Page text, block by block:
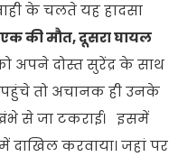
के चलते यह हादसा
की मौत, दूसरा घायल
अपने दोस्त सुरेंद्र के साथ
तो अचानक ही उनके
से जा टकराई। इसमें
दाखिल करवाया। जहां पर